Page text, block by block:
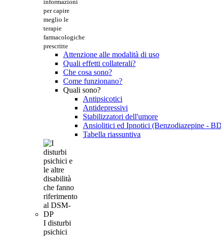
informazioni
per capire
meglio le
terapie
farmacologiche
prescritte
Attenzione alle modalità di uso
Quali effetti collaterali?
Che cosa sono?
Come funzionano?
Quali sono?
Antipsicotici
Antidepressivi
Stabilizzatori dell'umore
Ansiolitici ed Ipnotici (Benzodiazepine -
Tabella riassuntiva
I disturbi
psichici